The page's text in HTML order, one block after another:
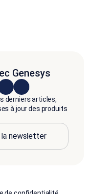
Genesys
derniers articles,
à jour des produits
la newsletter